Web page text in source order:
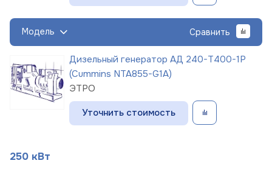
Модель Сравнить
Дизельный генератор АД 240-Т400-1Р
(Cummins NTA855-G1A)
ЭТРО
Уточнить стоимость
250 кВт